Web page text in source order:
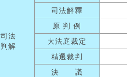
司法
判解
司法解釋
原 判 例
大法庭裁定
精選裁判
決 議